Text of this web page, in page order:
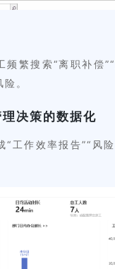
频繁搜索“离职补偿
。
决策的数据化
“工作效率报告”“风